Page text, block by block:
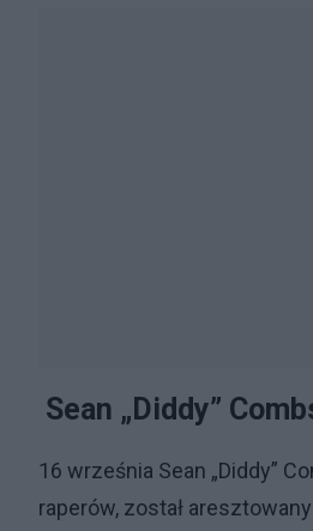
Sean „Diddy”
16 września Sean „Diddy”
raperów, został